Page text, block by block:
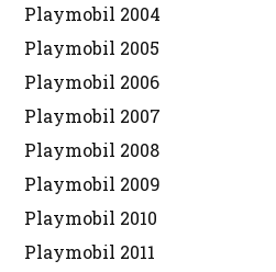
Playmobil 2004
Playmobil 2005
Playmobil 2006
Playmobil 2007
Playmobil 2008
Playmobil 2009
Playmobil 2010
Playmobil 2011